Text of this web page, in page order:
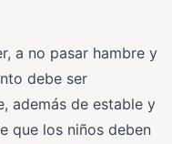
a no pasar hambre y
debe ser
además de estable y
que los niños deben